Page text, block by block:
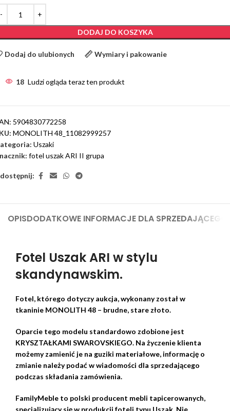
DODAJ DO KOSZYKA
Dodaj do ulubionych Wymiary i pakowanie
18 Ludzi ogląda teraz ten produkt
5904830772258
MONOLITH 48_11082999257
Uszaki
fotel uszak ARI II grupa
OPISDODATKOWE INFORMACJE DLA SPRZEDAJĄCEGO
Fotel Uszak ARI w stylu
skandynawskim.
Fotel, którego dotyczy aukcja, wykonany został w
tkaninie MONOLITH 48 – brudne, stare złoto.
Oparcie tego modelu standardowo zdobione jest
KRYSZTAŁKAMI SWAROVSKIEGO. Na życzenie klienta
możemy zamienić je na guziki materiałowe, informację o
zmianie należy podać w wiadomości dla sprzedającego
podczas składania zamówienia.
FamilyMeble to polski producent mebli tapicerowanych,
specjalizujący się w produkcji foteli typu Uszak. Nie